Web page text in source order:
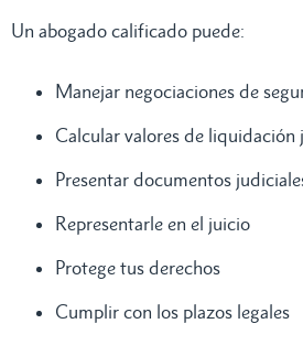
Un abogado calificado puede:
Manejar negociaciones de
Calcular valores de liquidación
Presentar documentos
Representarle en el juicio
Protege tus derechos
Cumplir con los plazos legales